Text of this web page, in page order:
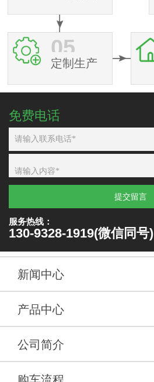
05
定制生产
免费电话
提交留言
服务热线：
130-9328-1919(微信同号)
新闻中心
产品中心
公司简介